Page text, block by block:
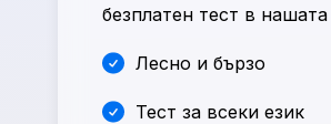
безплатен тест в
Лесно и бързо
Тест за всеки език